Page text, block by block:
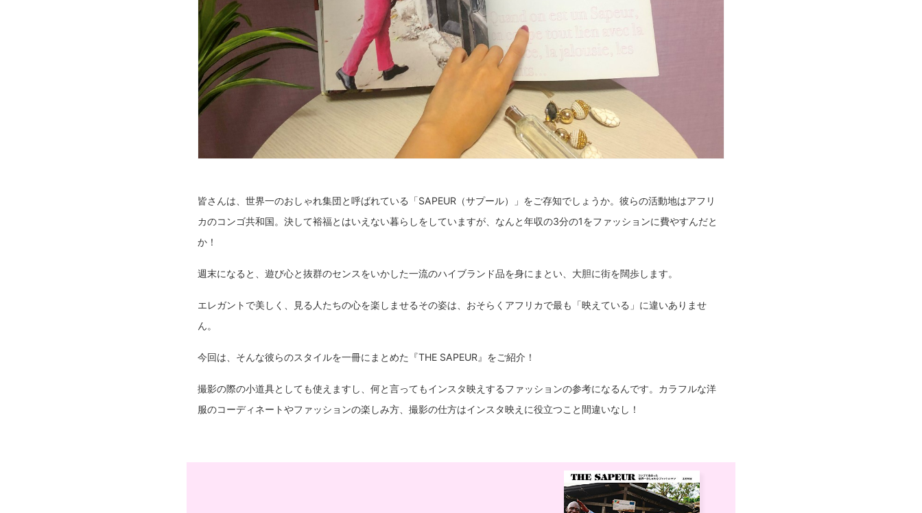
皆さんは、世界一のおしゃれ集団と呼ばれている「SAPEUR（サプール）」をご存知でしょうか。彼らの活動地はアフリ
カのコンゴ共和国。決して裕福とはいえない暮らしをしていますが、なんと年収の3分の1をファッションに費やすんだと
か！
週末になると、遊び心と抜群のセンスをいかした一流のハイブランド品を身にまとい、大胆に街を闊歩します。
エレガントで美しく、見る人たちの心を楽しませるその姿は、おそらくアフリカで最も「映えている」に違いありませ
ん。
今回は、そんな彼らのスタイルを一冊にまとめた『THE SAPEUR』をご紹介！
撮影の際の小道具としても使えますし、何と言ってもインスタ映えするファッションの参考になるんです。カラフルな洋
服のコーディネートやファッションの楽しみ方、撮影の仕方はインスタ映えに役立つこと間違いなし！